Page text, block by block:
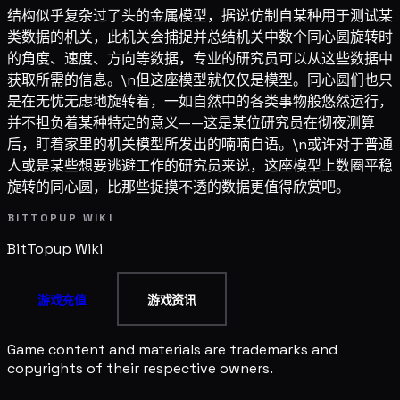
结构似乎复杂过了头的金属模型，据说仿制自某种用于测试某
类数据的机关，此机关会捕捉并总结机关中数个同心圆旋转时
的角度、速度、方向等数据，专业的研究员可以从这些数据中
获取所需的信息。\n但这座模型就仅仅是模型。同心圆们也只
是在无忧无虑地旋转着，一如自然中的各类事物般悠然运行，
并不担负着某种特定的意义——这是某位研究员在彻夜测算
后，盯着家里的机关模型所发出的喃喃自语。\n或许对于普通
人或是某些想要逃避工作的研究员来说，这座模型上数圈平稳
旋转的同心圆，比那些捉摸不透的数据更值得欣赏吧。
BITTOPUP WIKI
BitTopup Wiki
游戏充值 游戏资讯
Game content and materials are trademarks and
copyrights of their respective owners.